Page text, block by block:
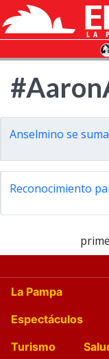
Anselmino se
Reconocimiento
La Pampa
Espectáculos
Turismo